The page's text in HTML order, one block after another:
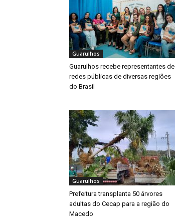
Guarulhos
Guarulhos recebe representantes de
redes públicas de diversas regiões
do Brasil
Guarulhos
Prefeitura transplanta 50 árvores
adultas do Cecap para a região do
Macedo